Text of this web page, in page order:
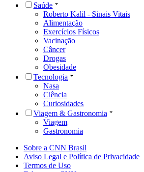
Saúde
Roberto Kalil - Sinais Vitais
Alimentação
Exercícios Físicos
Vacinação
Câncer
Drogas
Obesidade
Tecnologia
Nasa
Ciência
Curiosidades
Viagem & Gastronomia
Viagem
Gastronomia
Sobre a CNN Brasil
Aviso Legal e Política de Privacidade
Termos de Uso